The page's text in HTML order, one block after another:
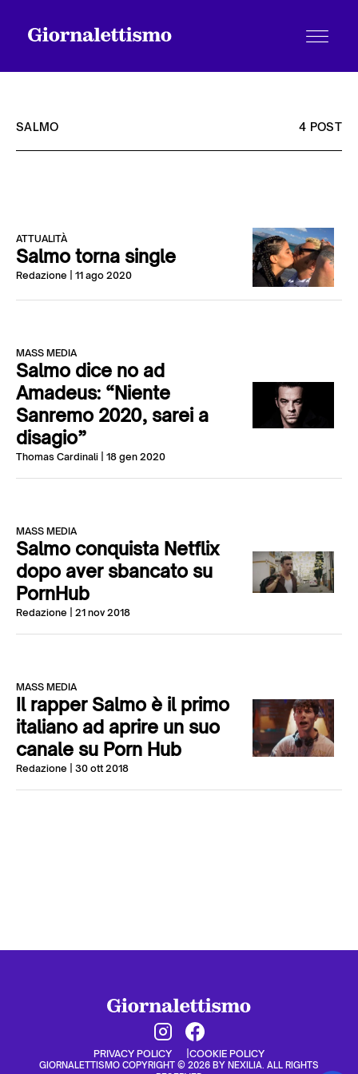
Chi siamo
Contatti
SALMO 4 POST
ATTUALITÀ
Salmo torna single
Redazione | 11 ago 2020
MASS MEDIA
Salmo dice no ad
Amadeus: “Niente
Sanremo 2020, sarei a
disagio”
Thomas Cardinali | 18 gen 2020
MASS MEDIA
Salmo conquista Netflix
dopo aver sbancato su
PornHub
Redazione | 21 nov 2018
MASS MEDIA
Il rapper Salmo è il primo
italiano ad aprire un suo
canale su Porn Hub
Redazione | 30 ott 2018
PRIVACY POLICY COOKIE POLICY
GIORNALETTISMO COPYRIGHT © 2026 BY NEXILIA. ALL RIGHTS